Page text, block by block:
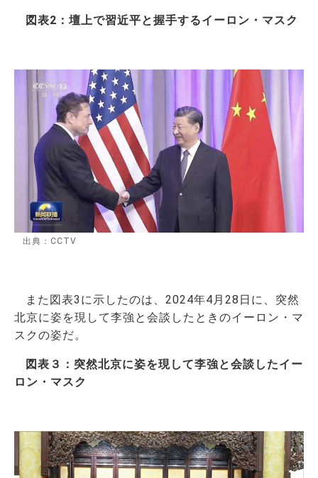
図表2：壇上で習近平と握手するイーロン・マスク
出典：CCTV
また図表3に示したのは、2024年4月28日に、突然
北京に姿を現して李強と会談したときのイーロン・マ
スクの姿だ。
図表３：突然北京に姿を現して李強と会談したイー
ロン・マスク